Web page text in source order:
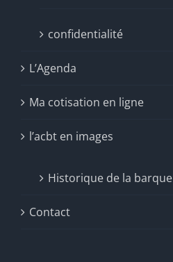
confidentialité
L’Agenda
Ma cotisation en ligne
l’acbt en images
Historique de la barque
Contact